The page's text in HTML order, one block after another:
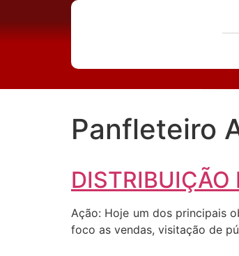
Panfleteiro
DISTRIBUIÇÃO
Ação: Hoje um dos principais
foco as vendas, visitação de